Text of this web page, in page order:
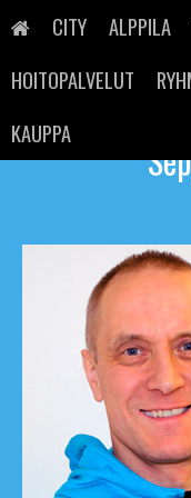
content
CITY ALPPILA
HOITOPALVELUT
KAUPPA